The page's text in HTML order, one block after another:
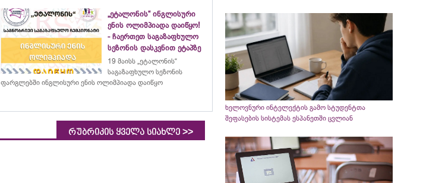
„ეტალონის“ ინგლისური
ენის ოლიმპიადა დაიწყო!
- ჩაერთეთ საგაზაფხულო
სეზონის დასკვნით ეტაპზე
19 მაისს „ეტალონის“
საგაზაფხულო სეზონის
ფარგლებში ინგლისური ენის ოლიმპიადა დაიწყო
რუბრიკის ყველა სიახლე >>
ხელოვნური ინტელექტის გამო სტუდენტთა
შეფასების სისტემას ესპანეთში ცვლიან